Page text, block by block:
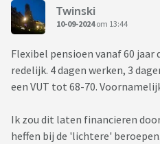
Twinski
10-09-2024om 13:44
Flexibel pensioen vanaf 60
redelijk. 4 dagen werken, 3
een VUT tot 68-70.
Ik zou dit laten financieren
heffen bij de 'lichtere'